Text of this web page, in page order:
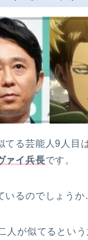
てる芸能人9人目
ァイ兵長です。
いるのでしょう
人が似てるとい